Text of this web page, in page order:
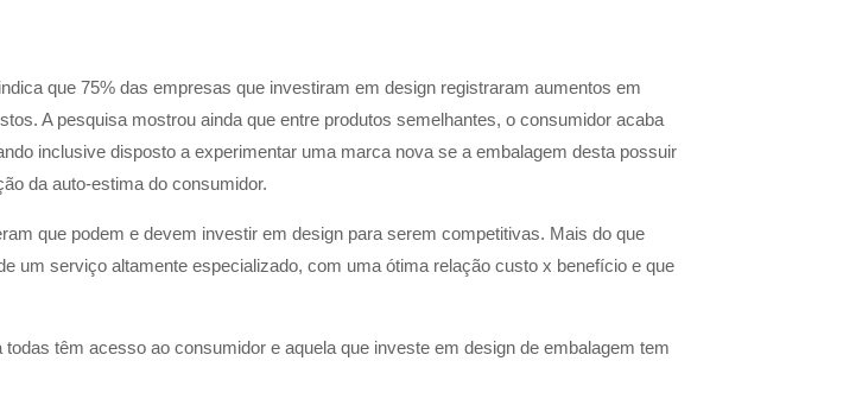
que 75% das empresas que investiram em design registraram aumentos em
A pesquisa mostrou ainda que entre produtos semelhantes, o consumidor acaba
inclusive disposto a experimentar uma marca nova se a embalagem desta possuir
da auto-estima do consumidor.
que podem e devem investir em design para serem competitivas. Mais do que
um serviço altamente especializado, com uma ótima relação custo x benefício e que
têm acesso ao consumidor e aquela que investe em design de embalagem tem